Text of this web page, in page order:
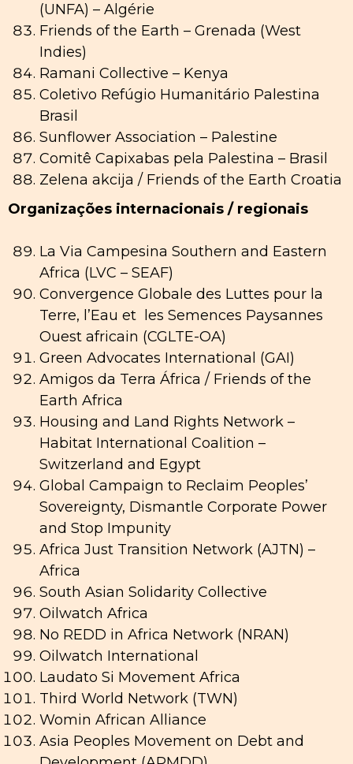
(UNFA) – Algérie
Friends of the Earth – Grenada (West
Indies)
Ramani Collective – Kenya
Coletivo Refúgio Humanitário Palestina
Brasil
Sunflower Association – Palestine
Comitê Capixabas pela Palestina – Brasil
Zelena akcija / Friends of the Earth Croatia
Organizações internacionais / regionais
La Via Campesina Southern and Eastern
Africa (LVC – SEAF)
Convergence Globale des Luttes pour la
Terre, l’Eau et les Semences Paysannes
Ouest africain (CGLTE-OA)
Green Advocates International (GAI)
Amigos da Terra África / Friends of the
Earth Africa
Housing and Land Rights Network –
Habitat International Coalition –
Switzerland and Egypt
Global Campaign to Reclaim Peoples’
Sovereignty, Dismantle Corporate Power
and Stop Impunity
Africa Just Transition Network (AJTN) –
Africa
South Asian Solidarity Collective
Oilwatch Africa
No REDD in Africa Network (NRAN)
Oilwatch International
Laudato Si Movement Africa
Third World Network (TWN)
Womin African Alliance
Asia Peoples Movement on Debt and